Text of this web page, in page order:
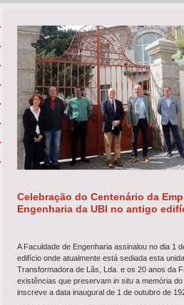
Celebração do Centenário da
Engenharia da UBI no antigo
A Faculdade de Engenharia assinalou no dia 1
edifício onde atualmente está sediada esta
Transformadora de Lãs, Lda. e os 20 anos da
existências que preservam in situ a memória
inscreve a data inaugural de 1 de outubro de